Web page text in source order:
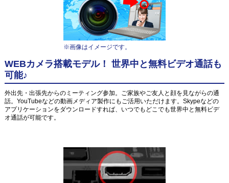
※画像はイメージです。
WEBカメラ搭載モデル！ 世界中と無料ビデオ通話も
可能♪
外出先・出張先からのミーティング参加。ご家族やご友人と顔を見ながらの通
話。YouTubeなどの動画メディア製作にもご活用いただけます。Skypeなどの
アプリケーションをダウンロードすれば、いつでもどこでも世界中と無料ビデ
オ通話が可能です。